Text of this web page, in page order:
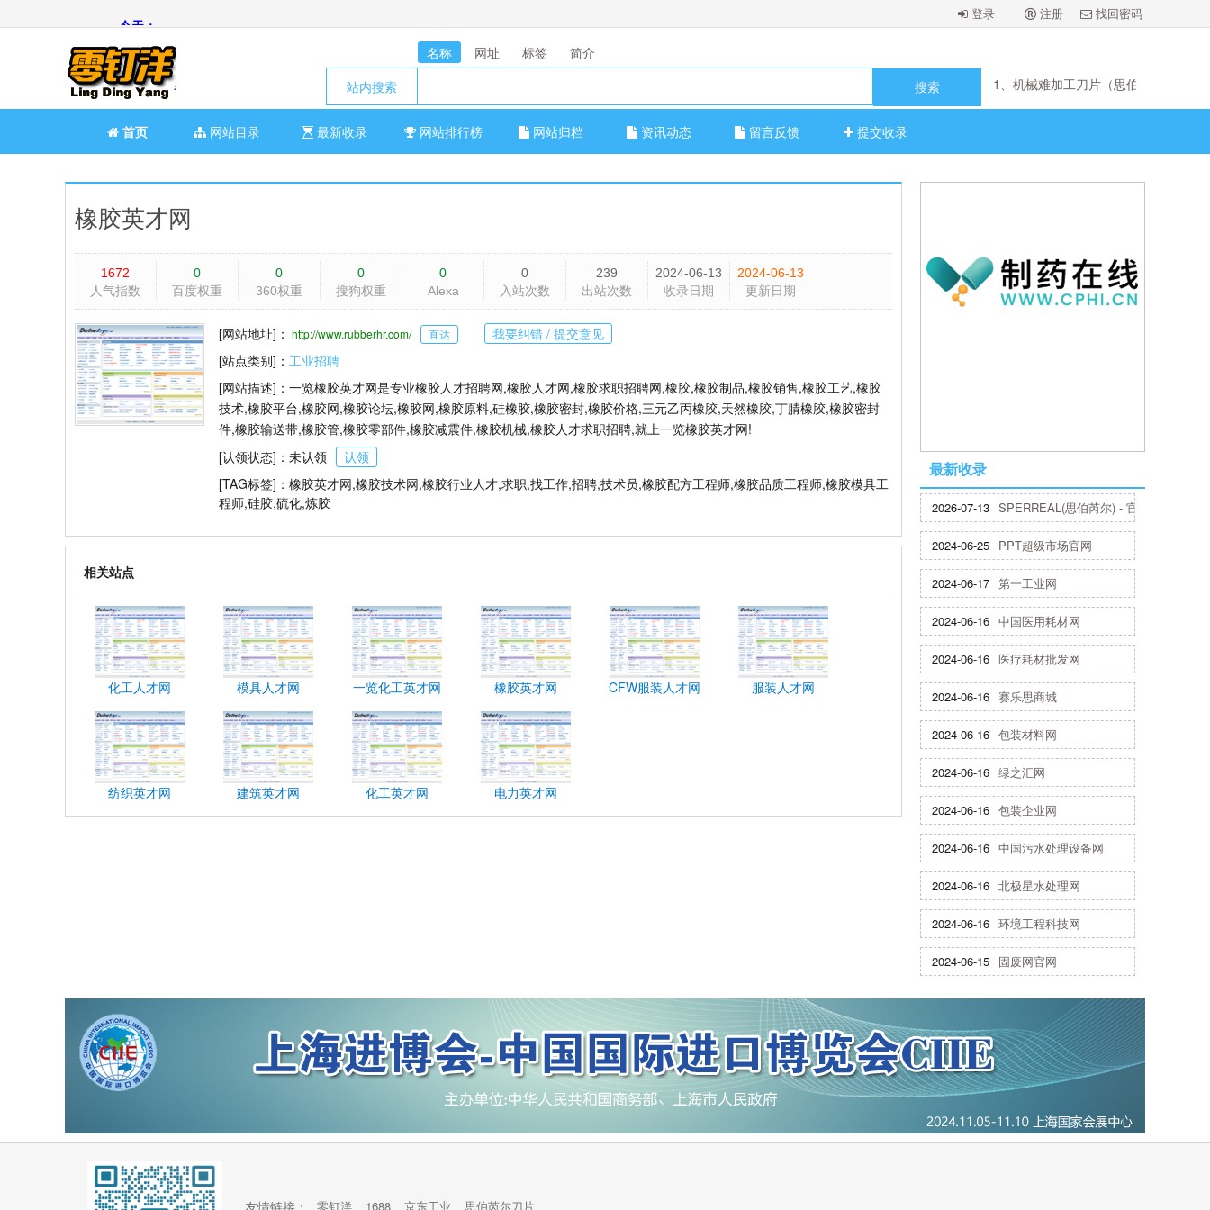
登录 注册 找回密码
名称 网址 标签
简介
站内搜索
2、零钉洋上下游资源门户
1、机械难加工刀片（思伯芮尔）
首页
网站目录 最新收录 网站排行榜 网站归档 资讯动态 留言反馈 提交收录
橡胶英才网
1672
人气指数
0
百度权重
0
360权重
0
搜狗权重
0
Alexa
0
入站次数
239
出站次数
2024-06-13
收录日期
2024-06-13
更新日期
[网站地址]： http://www.rubberhr.com/ 直达
我要纠错 / 提交意见
[站点类别]： 工业招聘
[网站描述]： 一览橡胶英才网是专业橡胶人才招聘网,橡胶人才网,橡胶求职招聘网,橡胶,橡胶制品,橡胶销售,橡胶工艺,橡胶
技术,橡胶平台,橡胶网,橡胶论坛,橡胶网,橡胶原料,硅橡胶,橡胶密封,橡胶价格,三元乙丙橡胶,天然橡胶,丁腈橡胶,橡胶密封
件,橡胶输送带,橡胶管,橡胶零部件,橡胶减震件,橡胶机械,橡胶人才求职招聘,就上一览橡胶英才网!
[认领状态]：未认领
认领
[TAG标签]：橡胶英才网,橡胶技术网,橡胶行业人才,求职,找工作,招聘,技术员,橡胶配方工程师,橡胶品质工程师,橡胶模具工
程师,硅胶,硫化,炼胶
相关站点
化工人才网 模具人才网 一览化工英才网 橡胶英才网 CFW服装人才网 服装人才网
纺织英才网 建筑英才网 化工英才网 电力英才网
最新收录
2026-07-13 SPERREAL(思伯芮尔) - 官方网站
2024-06-25 PPT超级市场官网
2024-06-17 第一工业网
2024-06-16 中国医用耗材网
2024-06-16 医疗耗材批发网
2024-06-16 赛乐思商城
2024-06-16 包装材料网
2024-06-16 绿之汇网
2024-06-16 包装企业网
2024-06-16 中国污水处理设备网
2024-06-16 北极星水处理网
2024-06-16 环境工程科技网
2024-06-15 固废网官网
友情链接： 零钉洋 1688 京东工业 思伯芮尔刀片